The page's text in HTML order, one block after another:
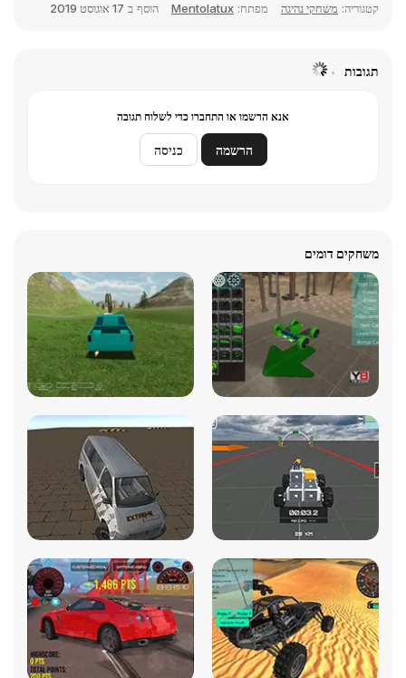
קטגוריה: משחקי נהיגה מפתח: Mentolatux הוסף ב 17 אוגוסט 2019
תגובות
אנא הרשמו או התחברו כדי לשלוח תגובה
הרשמה כניסה
משחקים דומים